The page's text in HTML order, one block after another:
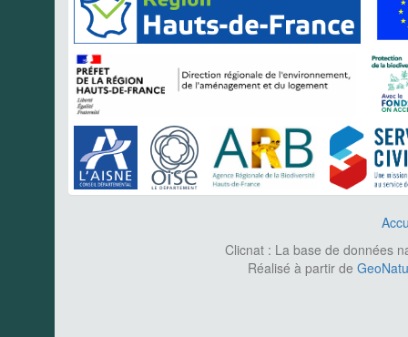
Clicnat : La base de données
Réalisé à partir de